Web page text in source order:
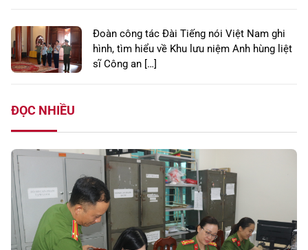
Đoàn công tác Đài Tiếng nói Việt Nam ghi
hình, tìm hiểu về Khu lưu niệm Anh hùng liệt
sĩ Công an […]
ĐỌC NHIỀU